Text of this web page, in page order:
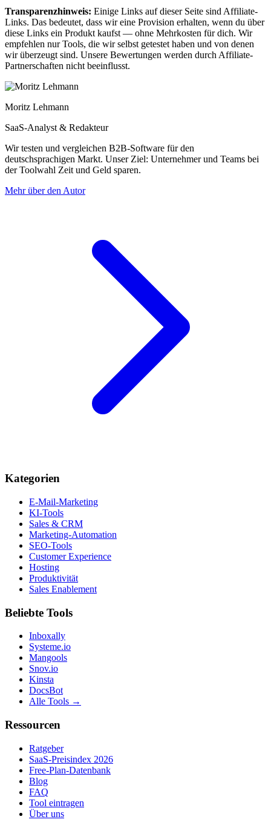
Transparenzhinweis: Einige Links auf dieser Seite sind Affiliate-
Links. Das bedeutet, dass wir eine Provision erhalten, wenn du über
diese Links ein Produkt kaufst — ohne Mehrkosten für dich. Wir
empfehlen nur Tools, die wir selbst getestet haben und von denen
wir überzeugt sind. Unsere Bewertungen werden durch Affiliate-
Partnerschaften nicht beeinflusst.
Moritz Lehmann
SaaS-Analyst & Redakteur
Wir testen und vergleichen B2B-Software für den
deutschsprachigen Markt. Unser Ziel: Unternehmer und Teams bei
der Toolwahl Zeit und Geld sparen.
Mehr über den Autor
Kategorien
E-Mail-Marketing
KI-Tools
Sales & CRM
Marketing-Automation
SEO-Tools
Customer Experience
Hosting
Produktivität
Sales Enablement
Beliebte Tools
Inboxally
Systeme.io
Mangools
Snov.io
Kinsta
DocsBot
Alle Tools →
Ressourcen
Ratgeber
SaaS-Preisindex 2026
Free-Plan-Datenbank
Blog
FAQ
Tool eintragen
Über uns